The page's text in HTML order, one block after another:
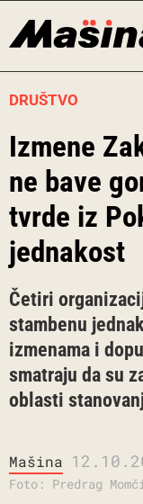
DRUŠTVO
Izmene
ne bave
tvrde iz
jednakost
Četiri
stambenu
izmenama i
smatraju da su
oblasti
Mašina
Foto: Predrag